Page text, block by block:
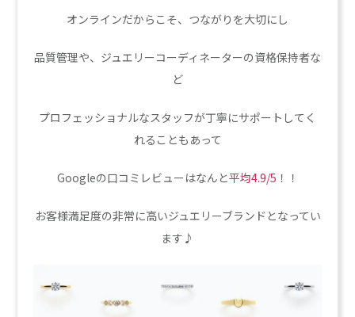
オンラインだからこそ、つながりを大切にし
品質管理や、ジュエリーコーディネーターの資格保持者な
ど
プロフェッショナルなスタッフが丁寧にサポートしてく
れることもあって
Googleの口コミレビューはなんと平均4.9/5 ！！
お客様満足度の非常に高いジュエリーブランドとなってい
ます♪